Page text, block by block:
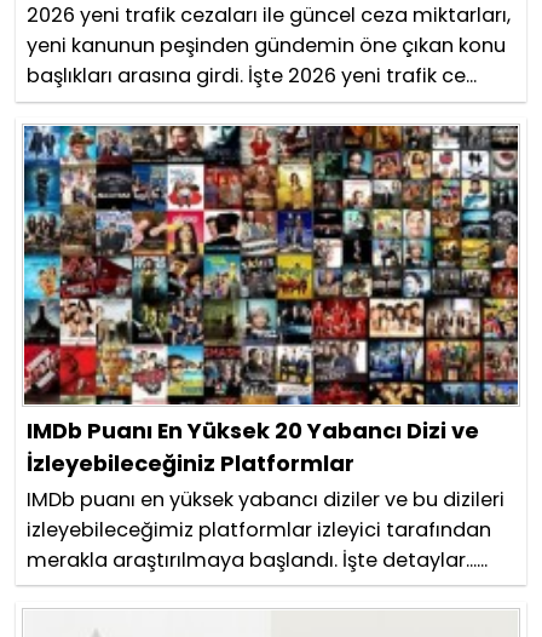
2026 yeni trafik cezaları ile güncel ceza miktarları,
yeni kanunun peşinden gündemin öne çıkan konu
başlıkları arasına girdi. İşte 2026 yeni trafik ce...
IMDb Puanı En Yüksek 20 Yabancı Dizi ve
İzleyebileceğiniz Platformlar
IMDb puanı en yüksek yabancı diziler ve bu dizileri
izleyebileceğimiz platformlar izleyici tarafından
merakla araştırılmaya başlandı. İşte detaylar......